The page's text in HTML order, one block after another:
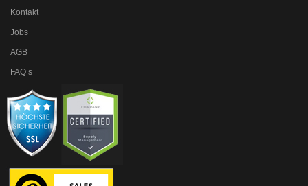
Kontakt
Jobs
AGB
FAQ’s